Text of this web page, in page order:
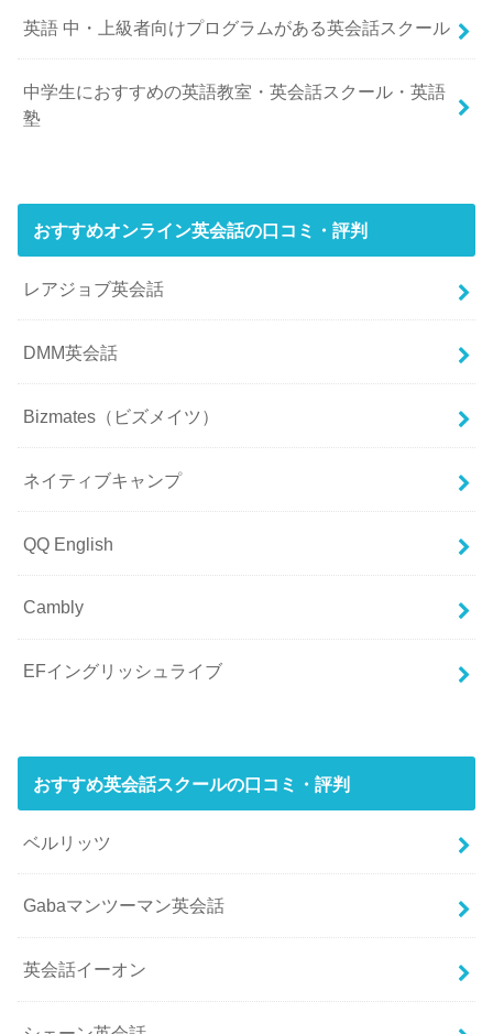
英語 中・上級者向けプログラムがある英会話スクール
中学生におすすめの英語教室・英会話スクール・英語
塾
おすすめオンライン英会話の口コミ・評判
レアジョブ英会話
DMM英会話
Bizmates（ビズメイツ）
ネイティブキャンプ
QQ English
Cambly
EFイングリッシュライブ
おすすめ英会話スクールの口コミ・評判
ベルリッツ
Gabaマンツーマン英会話
英会話イーオン